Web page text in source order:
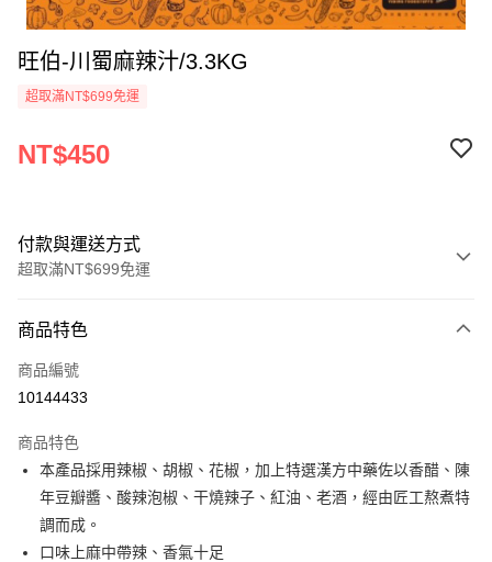
旺伯-川蜀麻辣汁/3.3KG
超取滿NT$699免運
NT$450
付款與運送方式
超取滿NT$699免運
信用卡一次付款
Apple Pay
運送方式
• 付款後全家取貨
每筆NT$60，滿NT$699(含以上)免運費
• 付款後7-11取貨
商品特色
商品編號
10144433
商品特色
本產品採用辣椒、胡椒、花椒，加上特選漢方中藥佐以香醋、陳
年豆瓣醬、酸辣泡椒、干燒辣子、紅油、老酒，經由匠工熬煮特
調而成。
口味上麻中帶辣、香氣十足